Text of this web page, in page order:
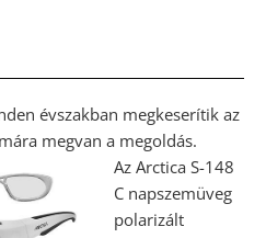
évszakban megkeserítik az
megvan a megoldás.
Az Arctica S-148
C napszemüveg
polarizált